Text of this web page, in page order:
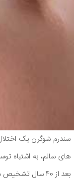
سندرم شوگرن یک
های سالم، به اشتباه
بعد از 40 سال تشخیص داده می شوند.